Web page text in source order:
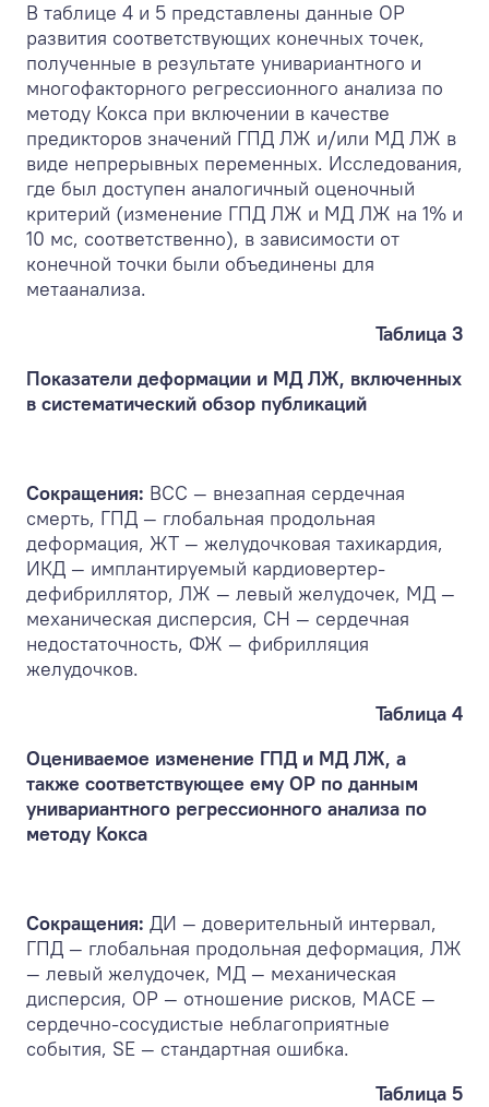
В таблице 4 и 5 представлены данные ОР
развития соответствующих конечных точек,
полученные в результате унивариантного и
многофакторного регрессионного анализа по
методу Кокса при включении в качестве
предикторов значений ГПД ЛЖ и/или МД ЛЖ в
виде непрерывных переменных. Исследования,
где был доступен аналогичный оценочный
критерий (изменение ГПД ЛЖ и МД ЛЖ на 1% и
10 мс, соответственно), в зависимости от
конечной точки были объединены для
метаанализа.
Таблица 3
Показатели деформации и МД ЛЖ, включенных
в систематический обзор публикаций
Сокращения: ВСС — внезапная сердечная
смерть, ГПД — глобальная продольная
деформация, ЖТ — желудочковая тахикардия,
ИКД — имплантируемый кардиовертер-
дефибриллятор, ЛЖ — левый желудочек, МД —
механическая дисперсия, СН — сердечная
недостаточность, ФЖ — фибрилляция
желудочков.
Таблица 4
Оцениваемое изменение ГПД и МД ЛЖ, а
также соответствующее ему ОР по данным
унивариантного регрессионного анализа по
методу Кокса
Сокращения: ДИ — доверительный интервал,
ГПД — глобальная продольная деформация, ЛЖ
— левый желудочек, МД — механическая
дисперсия, ОР — отношение рисков, MACE —
сердечно-сосудистые неблагоприятные
события, SE — стандартная ошибка.
Таблица 5